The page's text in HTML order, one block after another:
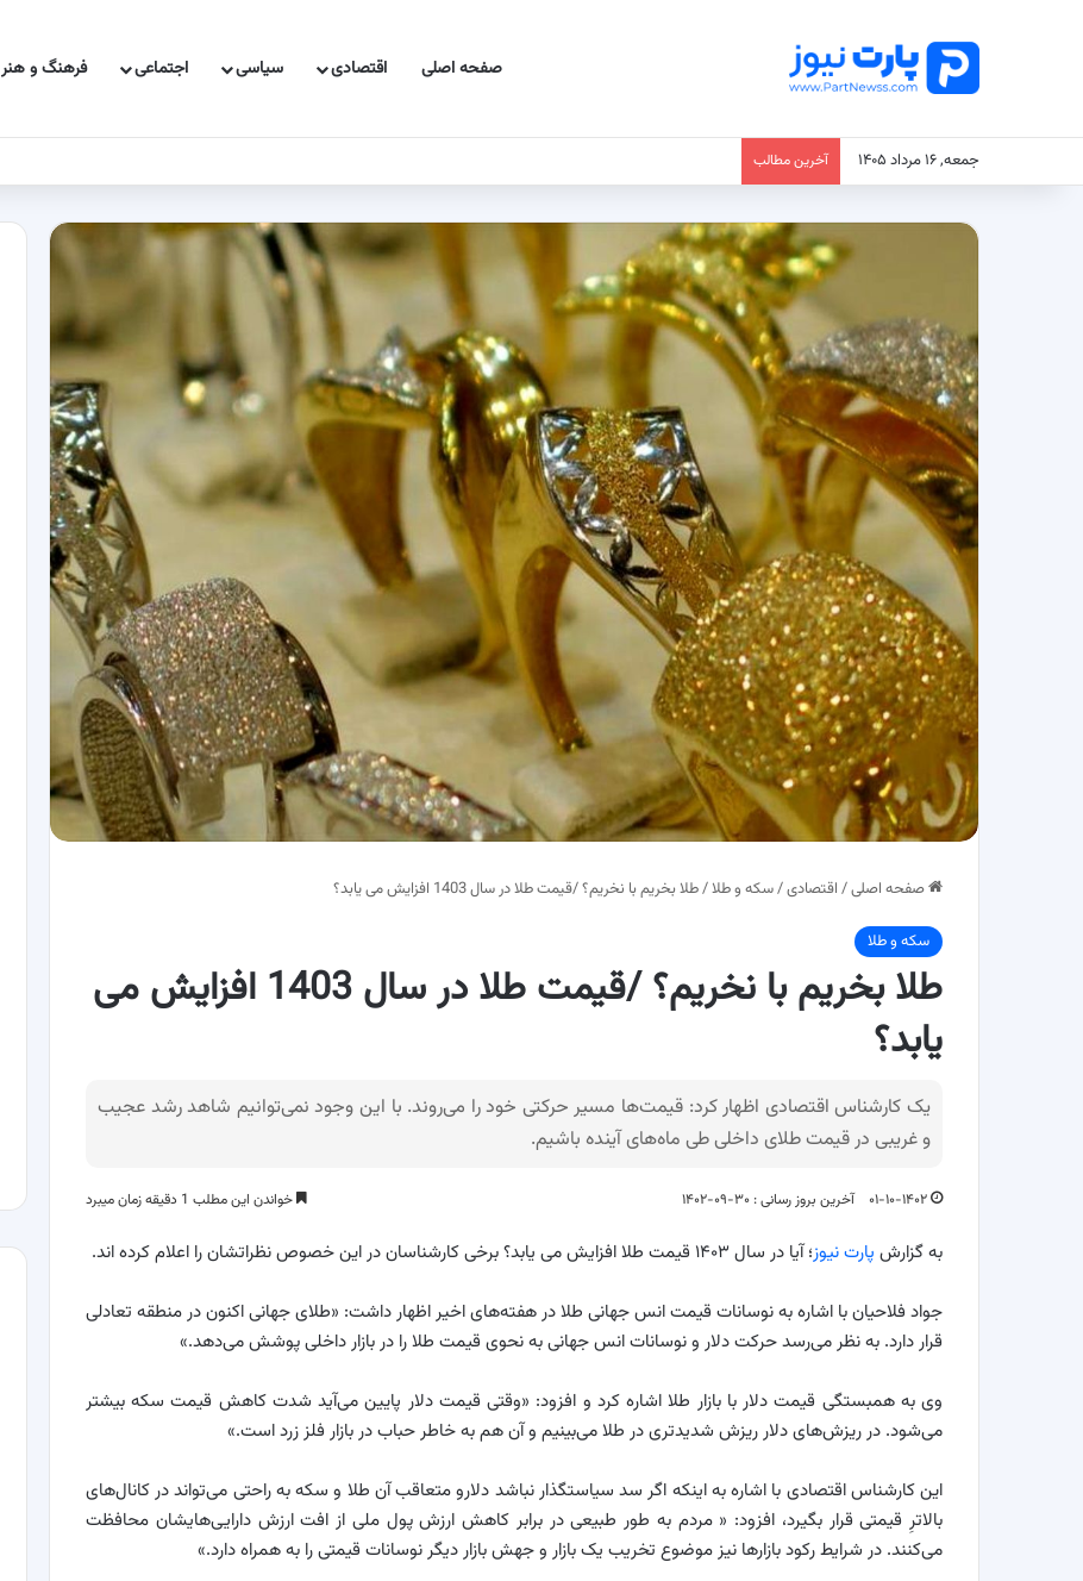
صفحه اصلی اقتصادی سیاسی اجتماعی فرهنگ و هنر
جمعه, ۱۶ مرداد ۱۴۰۵ آخرین مطالب
صفحه اصلی/ اقتصادی/سکه و طلا/طلا بخریم با نخریم؟ /قیمت طلا در سال 1403 افزایش می یابد؟
سکه و طلا
طلا بخریم با نخریم؟ /قیمت طلا در سال 1403 افزایش می
یابد؟
یک کارشناس اقتصادی اظهار کرد: قیمت‌ها مسیر حرکتی خود را می‌روند. با این وجود نمی‌توانیم شاهد رشد عجیب
و غریبی در قیمت طلای داخلی طی ماه‌های آینده باشیم.
۰۱-۱۰-۱۴۰۲ آخرین بروز رسانی : ۳۰-۰۹-۱۴۰۲ خواندن این مطلب 1 دقیقه زمان میبرد
به گزارش پارت نیوز؛ آیا در سال ۱۴۰۳ قیمت طلا افزایش می یابد؟ برخی کارشناسان در این خصوص نظراتشان را اعلام کرده اند.
جواد فلاحیان با اشاره به نوسانات قیمت انس جهانی طلا در هفته‌های اخیر اظهار داشت: «طلای جهانی اکنون در منطقه تعادلی
قرار دارد. به نظر می‌رسد حرکت دلار و نوسانات انس جهانی به نحوی قیمت طلا را در بازار داخلی پوشش می‌دهد.»
وی به همبستگی قیمت دلار با بازار طلا اشاره کرد و افزود: «وقتی قیمت دلار پایین می‌آید شدت کاهش قیمت سکه بیشتر
می‌شود. در ریزش‌های دلار ریزش شدیدتری در طلا می‌بینیم و آن هم به خاطر حباب در بازار فلز زرد است.»
این کارشناس اقتصادی با اشاره به اینکه اگر سد سیاستگذار نباشد دلارو متعاقب آن طلا و سکه به راحتی می‌تواند در کانال‌های
بالاترِ قیمتی قرار بگیرد، افزود: « مردم به طور طبیعی در برابر کاهش ارزش پول ملی از افت ارزش دارایی‌هایشان محافظت
می‌کنند. در شرایط رکود بازارها نیز موضوع تخریب یک بازار و جهش بازار دیگر نوسانات قیمتی را به همراه دارد.»